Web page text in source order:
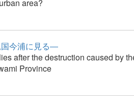
area?
今浦に見る―
after the destruction caused by
Province